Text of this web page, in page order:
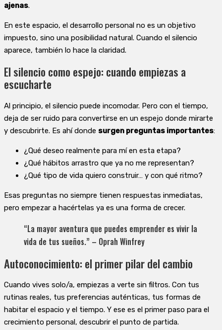
ajenas.
En este espacio, el desarrollo personal no es un objetivo
impuesto, sino una posibilidad natural. Cuando el silencio
aparece, también lo hace la claridad.
El silencio como espejo: cuando empiezas a
escucharte
Al principio, el silencio puede incomodar. Pero con el tiempo,
deja de ser ruido para convertirse en un espejo donde mirarte
y descubrirte. Es ahí donde surgen preguntas importantes:
¿Qué deseo realmente para mí en esta etapa?
¿Qué hábitos arrastro que ya no me representan?
¿Qué tipo de vida quiero construir… y con qué ritmo?
Esas preguntas no siempre tienen respuestas inmediatas,
pero empezar a hacértelas ya es una forma de crecer.
“La mayor aventura que puedes emprender es vivir la
vida de tus sueños.” – Oprah Winfrey
Autoconocimiento: el primer pilar del cambio
Cuando vives solo/a, empiezas a verte sin filtros. Con tus
rutinas reales, tus preferencias auténticas, tus formas de
habitar el espacio y el tiempo. Y ese es el primer paso para el
crecimiento personal, descubrir el punto de partida.